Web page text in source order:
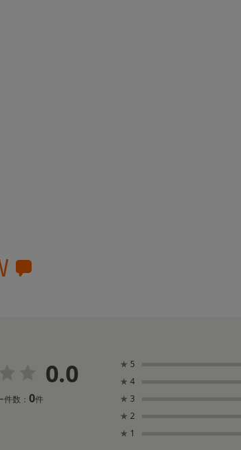
0.0
件数： 0件
★ 5
★ 4
★ 3
★ 2
★ 1